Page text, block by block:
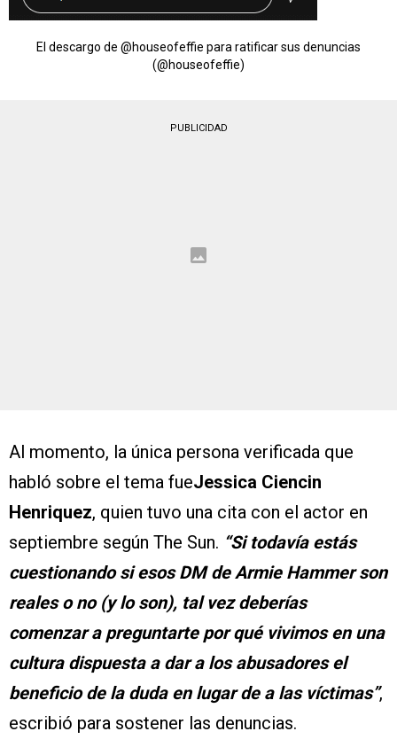
El descargo de @houseofeffie para ratificar sus denuncias
(@houseofeffie)
PUBLICIDAD
Al momento, la única persona verificada que
habló sobre el tema fueJessica Ciencin
Henriquez, quien tuvo una cita con el actor en
septiembre según The Sun. “Si todavía estás
cuestionando si esos DM de Armie Hammer son
reales o no (y lo son), tal vez deberías
comenzar a preguntarte por qué vivimos en una
cultura dispuesta a dar a los abusadores el
beneficio de la duda en lugar de a las víctimas”,
escribió para sostener las denuncias.